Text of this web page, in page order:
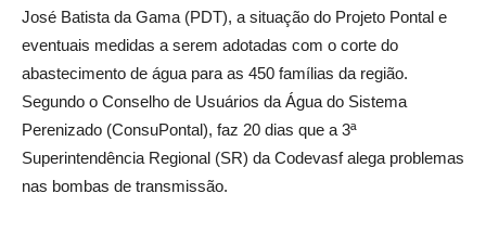
José Batista da Gama (PDT), a situação do Projeto Pontal e
eventuais medidas a serem adotadas com o corte do
abastecimento de água para as 450 famílias da região.
Segundo o Conselho de Usuários da Água do Sistema
Perenizado (ConsuPontal), faz 20 dias que a 3ª
Superintendência Regional (SR) da Codevasf alega problemas
nas bombas de transmissão.